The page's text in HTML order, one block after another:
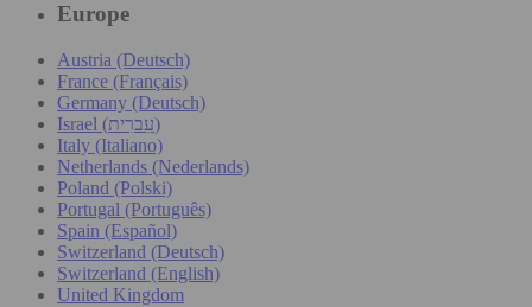
Europe
Austria (Deutsch)
France (Français)
Germany (Deutsch)
Israel (עִברִית)
Italy (Italiano)
Netherlands (Nederlands)
Poland (Polski)
Portugal (Português)
Spain (Español)
Switzerland (Deutsch)
Switzerland (English)
United Kingdom